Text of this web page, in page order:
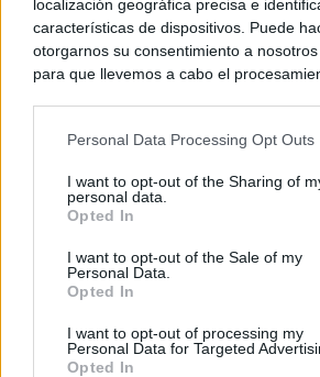
localización geográfica precisa e
características de dispositivos. Puede
otorgarnos su consentimiento a
para que llevemos a cabo el
negar su consentimiento. Tenga en
de su consentimiento, pero usted tiene el
rechazar tal procesamiento. Sus
cualquier momento entrando de nuevo
visitando nuestra política de privacidad.
Personal Data Processing Opt Outs
I want to opt-out of the Sharing of
personal data.
Opted In
I want to opt-out of the Sale of my
Personal Data.
Opted In
I want to opt-out of processing my
Personal Data for Targeted
Opted In